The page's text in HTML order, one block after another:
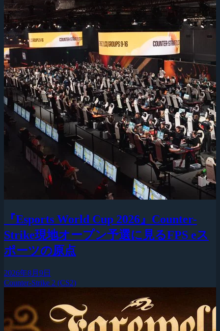
『Esports World Cup 2026』Counter-
Strike現地オープン予選に見るFPS eス
ポーツの原点
2026年8月9日
Counter-Strike 2 (CS2)